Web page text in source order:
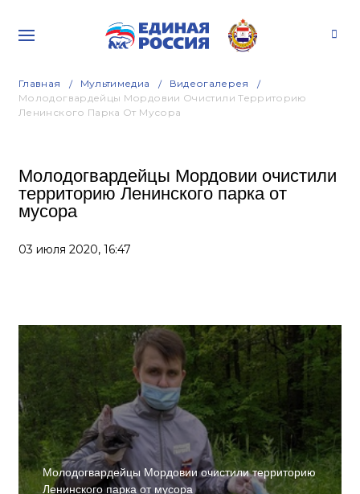
Главная Мультимедиа
Видеогалерея
Молодогвардейцы Мордовии Очистили Территорию
Ленинского Парка От Мусора
Молодогвардейцы Мордовии очистили
территорию Ленинского парка от
мусора
03 июля 2020, 16:47
Молодогвардейцы Мордовии очистили территорию
Ленинского парка от мусора